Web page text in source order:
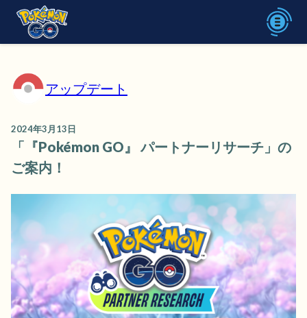
アップデート
2024年3月13日
「『Pokémon GO』 パートナーリサーチ」の
ご案内！